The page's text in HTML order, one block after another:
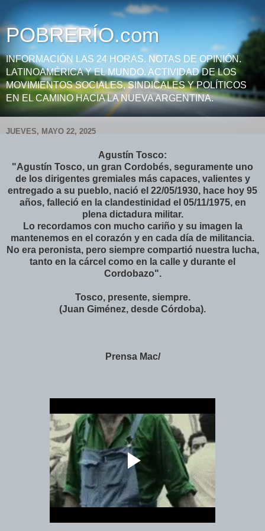
POBRERÍO.com
INFORMACIÓN LAS 24 HORAS. NOTAS DE OPINIÓN.
LATINOAMÉRICA Y EL MUNDO. ACTIVIDAD DE LOS
MOVIMIENTOS SOCIALES, SINDICALES Y POLÍTICOS
EN EL CAMINO HACIA LA NUEVA ARGENTINA.
JUEVES, MAYO 22, 2025
Agustín Tosco:
"Agustín Tosco, un gran Cordobés, seguramente uno
de los dirigentes gremiales más capaces, valientes y
entregado a su pueblo, nació el 22/05/1930, hace hoy 95
años, falleció en la clandestinidad el 05/11/1975, en
plena dictadura militar.
Lo recordamos con mucho cariño y su imagen la
mantenemos en el corazón y en cada día de militancia.
No era peronista, pero siempre compartió nuestra lucha,
tanto en la cárcel como en la calle y durante el
Cordobazo".
Tosco, presente, siempre.
(Juan Giménez, desde Córdoba).
Prensa Mac/